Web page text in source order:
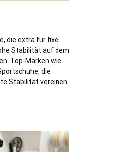
die extra für fixe
Stabilität auf dem
Top-Marken wie
die
Stabilität vereinen.